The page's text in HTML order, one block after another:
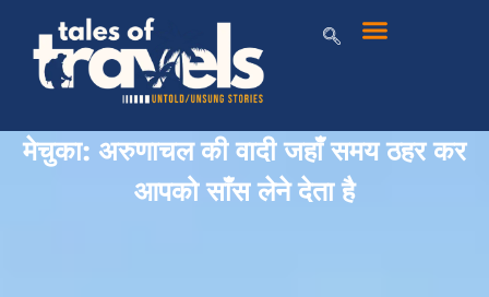
मेचुका: अरुणाचल की वादी जहाँ समय ठहर कर
आपको साँस लेने देता है